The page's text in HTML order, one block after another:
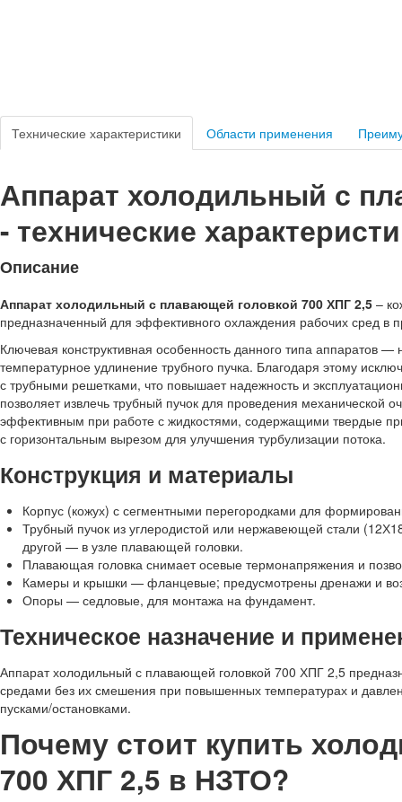
Технические характеристики Области применения
Аппарат холодильный с
- технические
Описание
Аппарат холодильный с плавающей головкой 700 ХПГ 2,5 –
предназначенный для эффективного охлаждения рабочих сред в
Ключевая конструктивная особенность данного типа аппаратов
температурное удлинение трубного пучка. Благодаря этому
с трубными решетками, что повышает надежность и
позволяет извлечь трубный пучок для проведения механической
эффективным при работе с жидкостями, содержащими твердые
с горизонтальным вырезом для улучшения турбулизации потока.
Конструкция и материалы
Корпус (кожух) с сегментными перегородками для
Трубный пучок из углеродистой или нержавеющей стали
другой — в узле плавающей головки.
Плавающая головка снимает осевые термонапряжения и
Камеры и крышки — фланцевые; предусмотрены дренажи и
Опоры — седловые, для монтажа на фундамент.
Техническое назначение и
Аппарат холодильный с плавающей головкой 700 ХПГ 2,5
средами без их смешения при повышенных температурах и
пусками/остановками.
Почему стоит купить
700 ХПГ 2,5 в НЗТО?